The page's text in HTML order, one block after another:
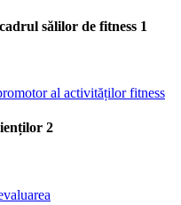
sălilor de fitness 1
al activităților fitness
2